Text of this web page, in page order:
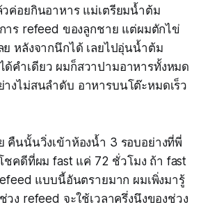
ค่อยกินอาหาร แม่เตรียมน้ำต้ม
าร refeed ของลูกชาย แต่ผมตักไข่
ย หลังจากนึกได้ เลยไปอุ่นน้ำต้ม
คำเดียว ผมก็สวาปามอาหารทั้งหมด
างไม่สนลำดับ อาหารบนโต๊ะหมดเร็ว
คืนนั้นวิ่งเข้าห้องน้ำ 3 รอบอย่างที่พี่
ชคดีที่ผม fast แค่ 72 ชั่วโมง ถ้า fast
แบบนี้อันตรายมาก ผมเพิ่งมารู้
วง refeed จะใช้เวลาครึ่งนึงของช่วง